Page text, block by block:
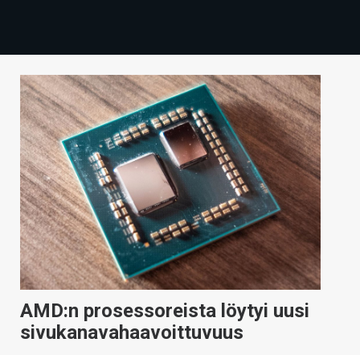
TECHBBS
TIETOA
HINTA.FI
KAUPPA
VAIHDA TEEMA
HAKU
AMD:n prosessoreista löytyi uusi
sivukanavahaavoittuvuus